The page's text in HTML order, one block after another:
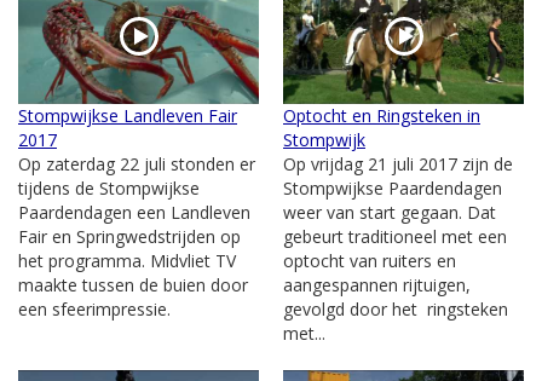
Stompwijkse Landleven Fair
2017
Op zaterdag 22 juli stonden er
tijdens de Stompwijkse
Paardendagen een Landleven
Fair en Springwedstrijden op
het programma. Midvliet TV
maakte tussen de buien door
een sfeerimpressie.
Optocht en Ringsteken in
Stompwijk
Op vrijdag 21 juli 2017 zijn de
Stompwijkse Paardendagen
weer van start gegaan. Dat
gebeurt traditioneel met een
optocht van ruiters en
aangespannen rijtuigen,
gevolgd door het ringsteken
met...